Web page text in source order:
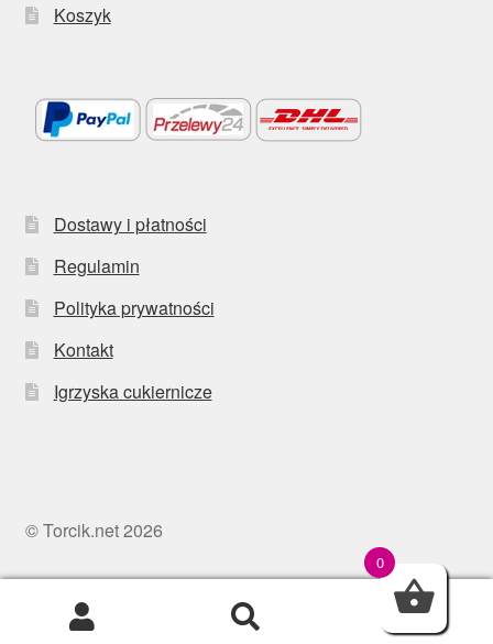
Koszyk
Dostawy i płatności
Regulamin
Polityka prywatności
Kontakt
Igrzyska cukiernicze
© Torcik.net 2026
0